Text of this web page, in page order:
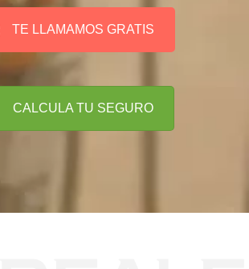
TE LLAMAMOS GRATIS
CALCULA TU SEGURO